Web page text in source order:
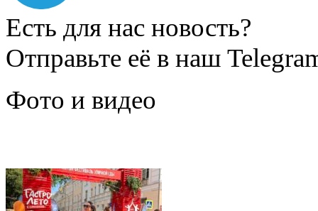
Есть для нас новость?
Отправьте её в наш
Фото и видео